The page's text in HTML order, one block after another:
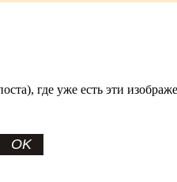
где уже есть эти